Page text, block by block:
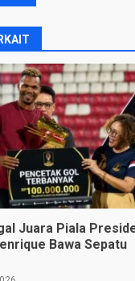
Juara Piala
Bawa Sepatu